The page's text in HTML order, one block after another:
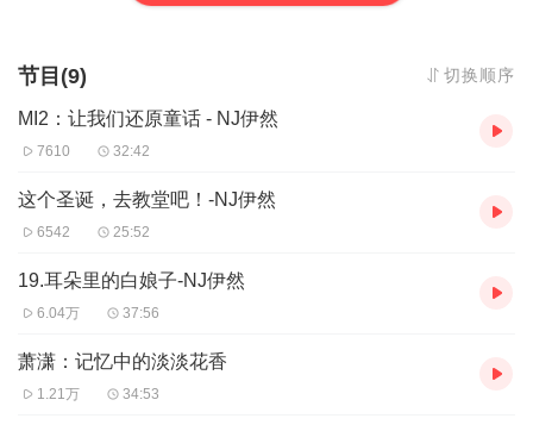
节目(9) 切换顺序
MI2：让我们还原童话 - NJ伊然
7610 32:42
这个圣诞，去教堂吧！-NJ伊然
6542 25:52
19.耳朵里的白娘子-NJ伊然
6.04万 37:56
萧潇：记忆中的淡淡花香
1.21万 34:53